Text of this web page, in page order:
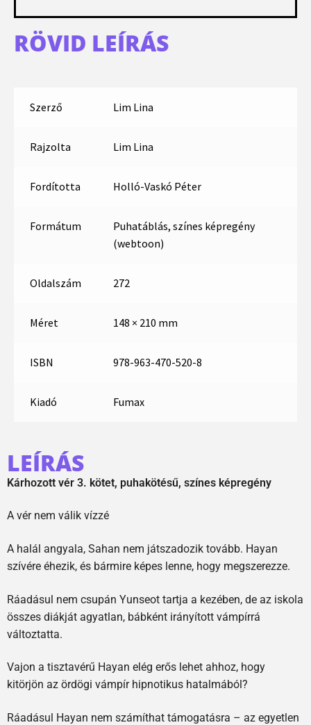
RÖVID LEÍRÁS
Szerző Lim Lina
Rajzolta Lim Lina
Fordította Holló-Vaskó Péter
Formátum
Puhatáblás, színes képregény
(webtoon)
Oldalszám 272
Méret 148 × 210 mm
ISBN 978-963-470-520-8
Kiadó Fumax
LEÍRÁS
Kárhozott vér 3. kötet, puhakötésű, színes képregény
A vér nem válik vízzé
A halál angyala, Sahan nem játszadozik tovább. Hayan
szívére éhezik, és bármire képes lenne, hogy megszerezze.
Ráadásul nem csupán Yunseot tartja a kezében, de az iskola
összes diákját agyatlan, bábként irányított vámpírrá
változtatta.
Vajon a tisztavérű Hayan elég erős lehet ahhoz, hogy
kitörjön az ördögi vámpír hipnotikus hatalmából?
Ráadásul Hayan nem számíthat támogatásra – az egyetlen